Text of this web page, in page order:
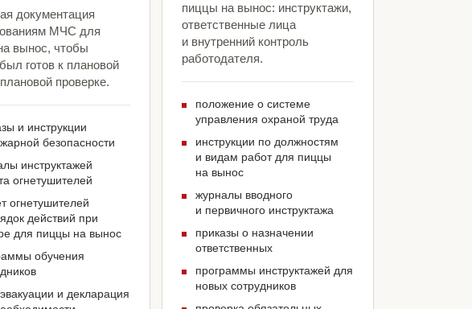
документация
МЧС для
вынос, чтобы
готов к плановой
проверке.
и инструкции
безопасности
инструктажей
огнетушителей
огнетушителей
действий при
для пиццы на вынос
обучения
и декларация
пиццы на вынос: инструктажи,
ответственные лица
и внутренний контроль
работодателя.
положение о системе
управления охраной труда
инструкции по должностям
и видам работ для пиццы
на вынос
журналы вводного
и первичного инструктажа
приказы о назначении
ответственных
программы инструктажей для
новых сотрудников